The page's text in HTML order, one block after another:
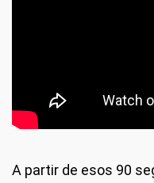
A partir de esos 90